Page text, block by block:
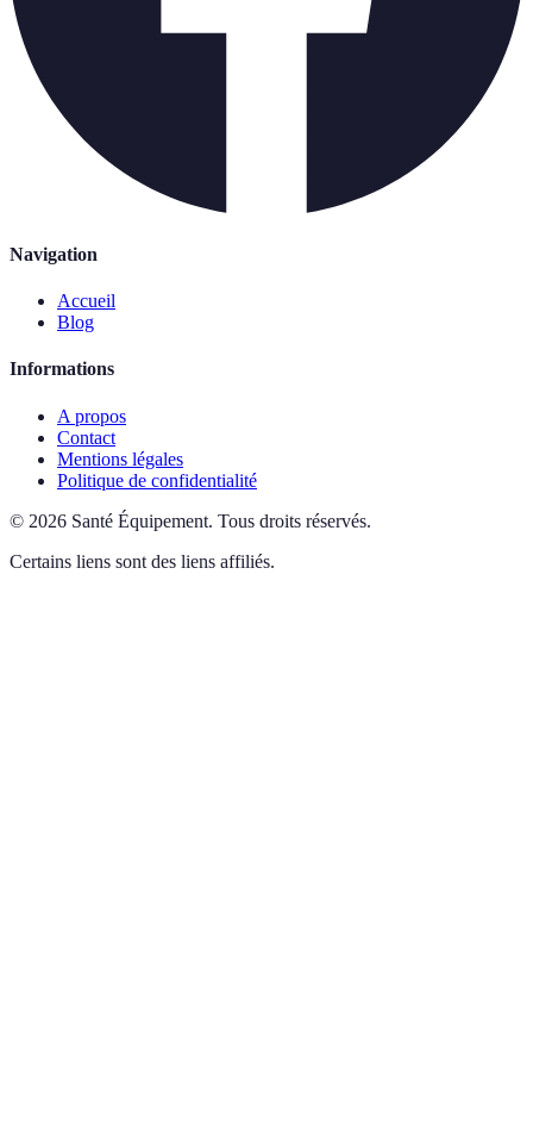
Navigation
Accueil
Blog
Informations
A propos
Contact
Mentions légales
Politique de confidentialité
© 2026 Santé Équipement. Tous droits réservés.
Certains liens sont des liens affiliés.